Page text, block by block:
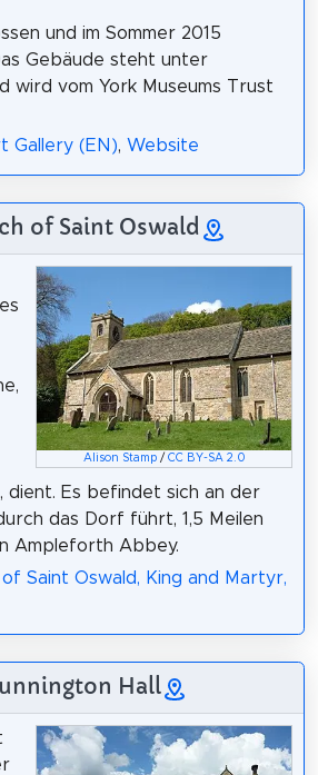
und im Sommer 2015
Gebäude steht unter
wird vom York Museums Trust
Gallery (EN), Website
of Saint Oswald
Alison Stamp/ CC BY-SA 2.0
dient. Es befindet sich an der
das Dorf führt, 1,5 Meilen
Ampleforth Abbey.
Saint Oswald, King and Martyr,
Hall